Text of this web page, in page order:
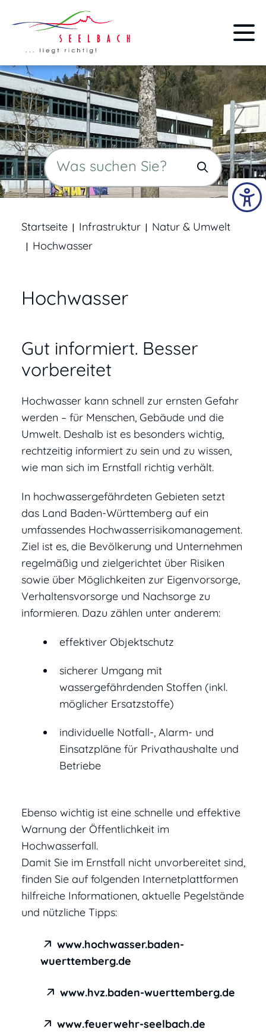
Startseite Infrastruktur
Natur & Umwelt
Hochwasser
Hochwasser
Gut informiert. Besser
vorbereitet
Hochwasser kann schnell zur ernsten Gefahr
werden – für Menschen, Gebäude und die
Umwelt. Deshalb ist es besonders wichtig,
rechtzeitig informiert zu sein und zu wissen,
wie man sich im Ernstfall richtig verhält.
In hochwassergefährdeten Gebieten setzt
das Land Baden-Württemberg auf ein
umfassendes Hochwasserrisikomanagement.
Ziel ist es, die Bevölkerung und Unternehmen
regelmäßig und zielgerichtet über Risiken
sowie über Möglichkeiten zur Eigenvorsorge,
Verhaltensvorsorge und Nachsorge zu
informieren. Dazu zählen unter anderem:
effektiver Objektschutz
sicherer Umgang mit
wassergefährdenden Stoffen (inkl.
möglicher Ersatzstoffe)
individuelle Notfall-, Alarm- und
Einsatzpläne für Privathaushalte und
Betriebe
Ebenso wichtig ist eine schnelle und effektive
Warnung der Öffentlichkeit im
Hochwasserfall.
Damit Sie im Ernstfall nicht unvorbereitet sind,
finden Sie auf folgenden Internetplattformen
hilfreiche Informationen, aktuelle Pegelstände
und nützliche Tipps:
www.hochwasser.baden-
wuerttemberg.de
www.hvz.baden-wuerttemberg.de
www.feuerwehr-seelbach.de